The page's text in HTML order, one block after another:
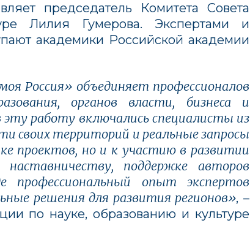
председатель Комитета Совета
Лилия Гумерова. Экспертами и
академики Российской академии
Россия» объединяет профессионалов
органов власти, бизнеса и
работу включались специалисты из
своих территорий и реальные запросы
проектов, но и к участию в развитии
поддержке авторов
профессиональный опыт экспертов
решения для развития регионов», –
по науке, образованию и культуре